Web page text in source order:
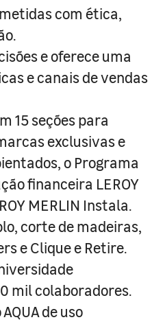
com ética,
e oferece uma
e canais de vendas
15 seções para
exclusivas e
o Programa
financeira LEROY
MERLIN Instala.
corte de madeiras,
e Clique e Retire.
mil colaboradores.
de uso